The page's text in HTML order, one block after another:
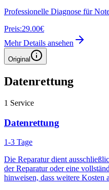
Professionelle Diagnose für
Preis:29.00€
Mehr Details ansehen
Original
Datenrettung
1 Service
Datenrettung
1-3 Tage
Die Reparatur dient
der Reparatur oder eine
hinweisen, dass weitere Kosten